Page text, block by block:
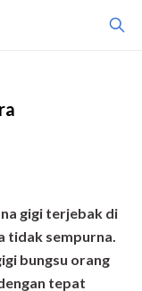
gigi terjebak di
tidak sempurna.
bungsu orang
tepat